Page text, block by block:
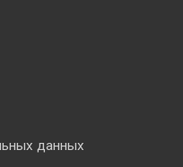
данных